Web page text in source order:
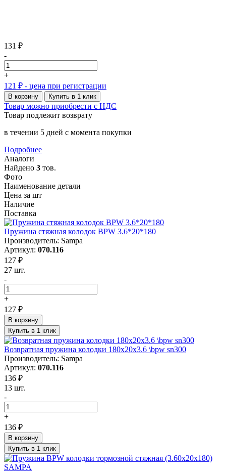
131 ₽
-
+
121 ₽ - цена при регистрации
В корзину Купить в 1 клик
Товар можно приобрести с НДС
Товар подлежит возврату
в течении 5 дней с момента покупки
Подробнее
Аналоги
Найдено 3 тов.
Фото
Наименование детали
Цена за шт
Наличие
Поставка
Пружина стяжная колодок BPW 3.6*20*180
Производитель: Sampa
Артикул: 070.116
127 ₽
27 шт.
-
+
127 ₽
В корзину
Купить в 1 клик
Возвратная пружина колодки 180x20x3.6 \bpw sn300
Производитель: Sampa
Артикул: 070.116
136 ₽
13 шт.
-
+
136 ₽
В корзину
Купить в 1 клик